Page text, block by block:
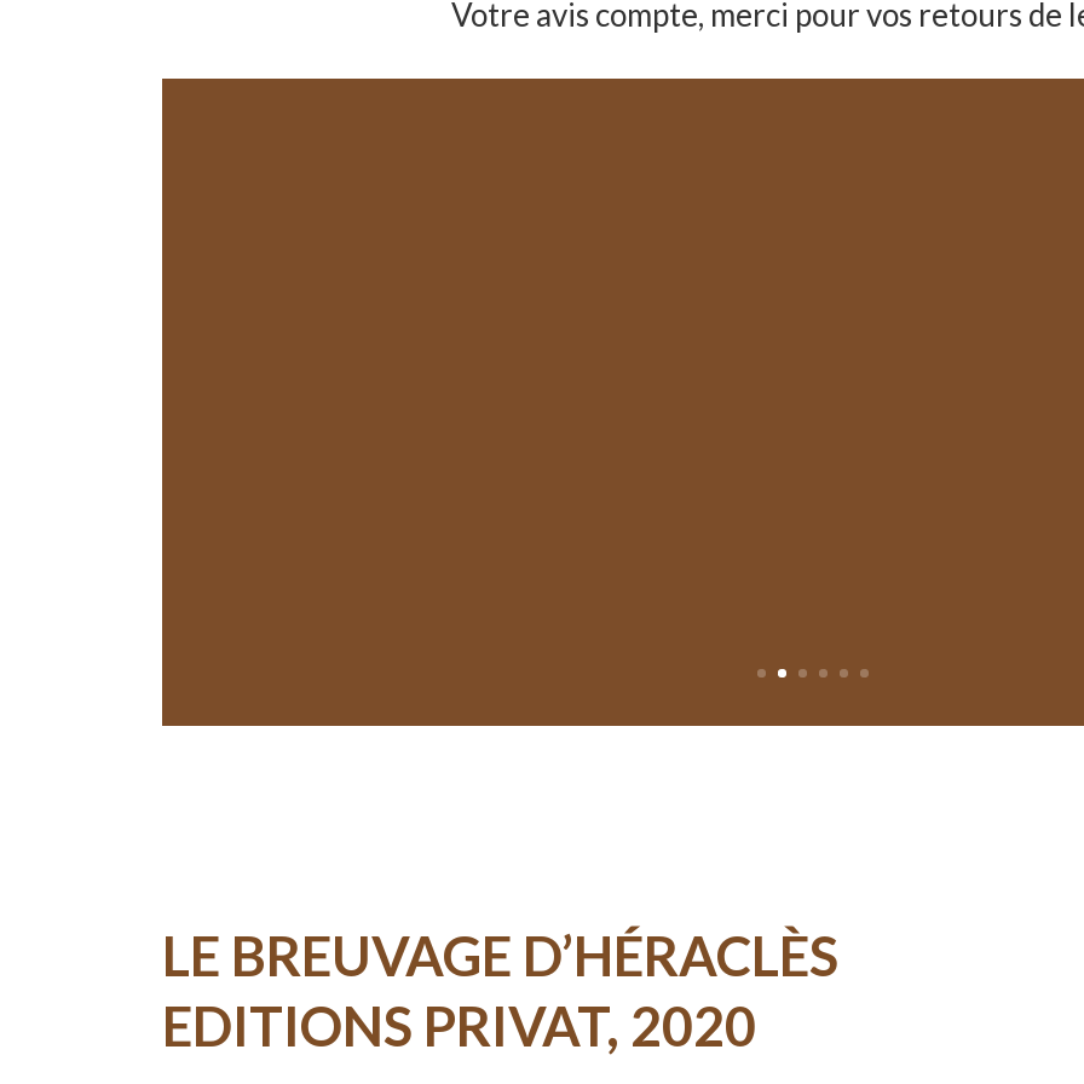
Votre avis compte, merci pour vos retours de
LE BREUVAGE D’HÉRACLÈS
EDITIONS PRIVAT, 2020